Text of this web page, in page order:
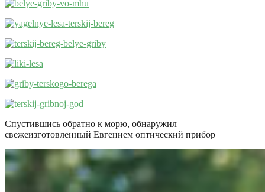
Спустившись обратно к морю, обнаружил
свежеизготовленный Евгением оптический прибор